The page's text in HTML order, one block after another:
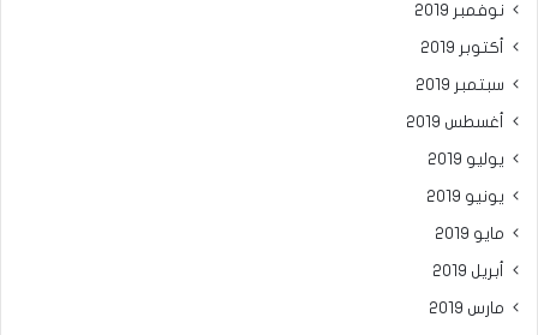
نوفمبر 2019
أكتوبر 2019
سبتمبر 2019
أغسطس 2019
يوليو 2019
يونيو 2019
مايو 2019
أبريل 2019
مارس 2019